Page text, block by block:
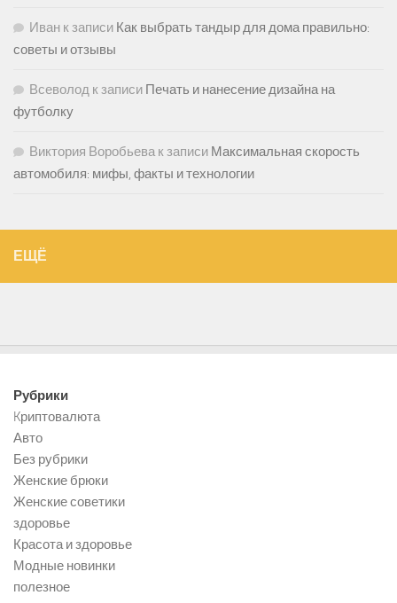
Иван к записи Как выбрать тандыр для дома правильно:
советы и отзывы
Всеволод к записи Печать и нанесение дизайна на
футболку
Виктория Воробьевак записи Максимальная скорость
автомобиля: мифы, факты и технологии
ЕЩЁ
Рубрики
Kриптовалюта
Авто
Без рубрики
Женские брюки
Женские советики
здоровье
Красота и здоровье
Модные новинки
полезное